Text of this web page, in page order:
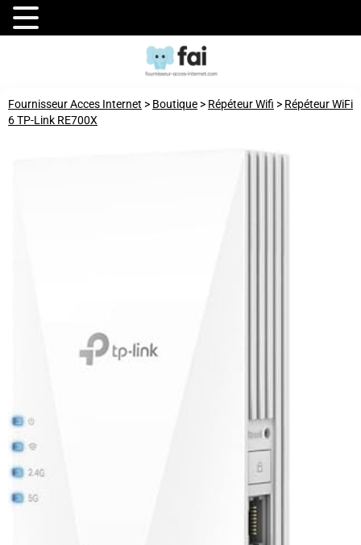
Fournisseur Acces Internet > Boutique > Répéteur Wifi > Répéteur WiFi
6 TP-Link RE700X